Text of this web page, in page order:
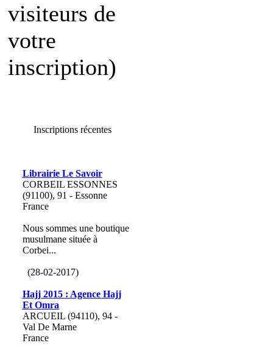
visiteurs de
votre
inscription)
Inscriptions récentes
Librairie Le Savoir
CORBEIL ESSONNES
(91100), 91 - Essonne
France
Nous sommes une boutique
musulmane située à
Corbei...
(28-02-2017)
Hajj 2015 : Agence Hajj
Et Omra
ARCUEIL (94110), 94 -
Val De Marne
France